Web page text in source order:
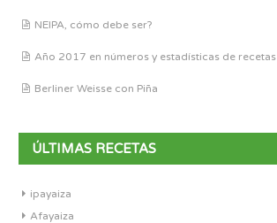
NEIPA, cómo debe ser?
Año 2017 en números y estadísticas de recetas
Berliner Weisse con Piña
ÚLTIMAS RECETAS
ipayaiza
Afayaiza